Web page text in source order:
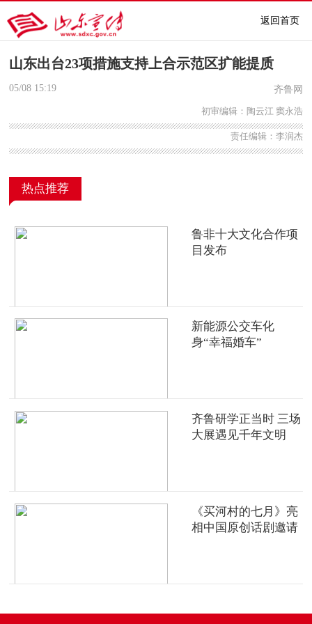
返回首页
山东出台23项措施支持上合示范区扩能提质
05/08 15:19 齐鲁网
初审编辑：陶云江 窦永浩
责任编辑：李润杰
热点推荐
鲁非十大文化合作项
目发布
新能源公交车化
身“幸福婚车”
齐鲁研学正当时 三场
大展遇见千年文明
《买河村的七月》亮
相中国原创话剧邀请